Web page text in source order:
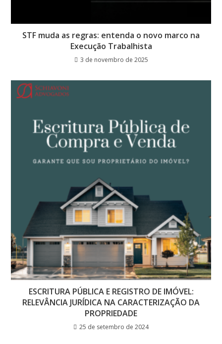
STF muda as regras: entenda o novo marco na
Execução Trabalhista
3 de novembro de 2025
ESCRITURA PÚBLICA E REGISTRO DE IMÓVEL:
RELEVÂNCIA JURÍDICA NA CARACTERIZAÇÃO DA
PROPRIEDADE
25 de setembro de 2024